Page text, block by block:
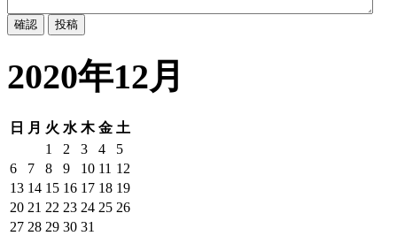
2020年12月
日 月 火 水 木 金 土
1
2 3 4
5
6
7 8 9 10 11 12
13 14 15 16 17 18 19
20 21 22 23 24 25 26
27 28 29 30 31